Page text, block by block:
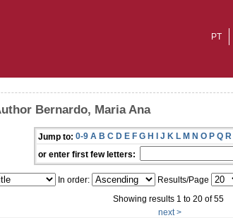
PT
Bernardo, Maria Ana
Jump to: 0-9 A B C D E F G H I J K L M N O P Q R
or enter first few letters:
In order: Results/Page
Showing results 1 to 20 of 55
next >